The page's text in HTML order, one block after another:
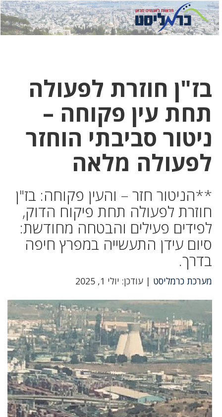
לחץ
כאן
לחץ
כדי
בז"ן חוזרת לפעולה
תחת עין פקוחה –
ניטור סביבתי הוחזר
לפעולה מלאה
**הניטור חזר – והעין פקוחה: בז"ן
חוזרת לפעולה תחת פיקוח הדוק,
לפידים פעילים והבטחה מחודשת:
סיום עידן התעשייה במפרץ חיפה
בדרך.
מערכת כרמליסט | עודכן: יולי 1, 2025